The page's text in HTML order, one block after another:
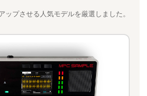
ップさせる人気モデルを厳選しました。